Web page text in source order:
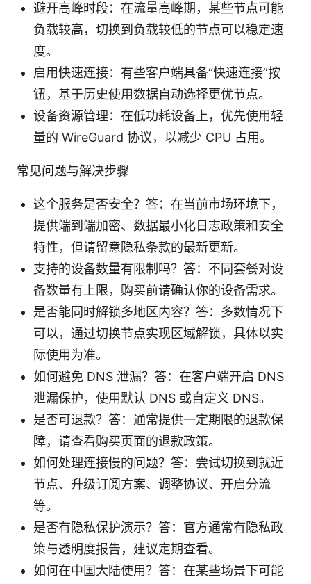
避开高峰时段：在流量高峰期，某些节点可能
负载较高，切换到负载较低的节点可以稳定速
度。
启用快速连接：有些客户端具备“快速连接”按
钮，基于历史使用数据自动选择更优节点。
设备资源管理：在低功耗设备上，优先使用轻
量的 WireGuard 协议，以减少 CPU 占用。
常见问题与解决步骤
这个服务是否安全？答：在当前市场环境下，
提供端到端加密、数据最小化日志政策和安全
特性，但请留意隐私条款的最新更新。
支持的设备数量有限制吗？答：不同套餐对设
备数量有上限，购买前请确认你的设备需求。
是否能同时解锁多地区内容？答：多数情况下
可以，通过切换节点实现区域解锁，具体以实
际使用为准。
如何避免 DNS 泄漏？答：在客户端开启 DNS
泄漏保护，使用默认 DNS 或自定义 DNS。
是否可退款？答：通常提供一定期限的退款保
障，请查看购买页面的退款政策。
如何处理连接慢的问题？答：尝试切换到就近
节点、升级订阅方案、调整协议、开启分流
等。
是否有隐私保护演示？答：官方通常有隐私政
策与透明度报告，建议定期查看。
如何在中国大陆使用？答：在某些场景下可能